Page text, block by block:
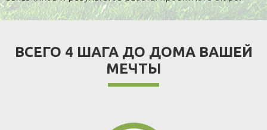
ВСЕГО 4 ШАГА ДО ДОМА ВАШЕЙ
МЕЧТЫ